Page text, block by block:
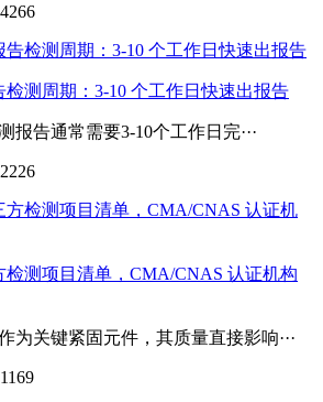
266
检测周期：3-10 个工作日快速出报告
报告通常需要3-10个工作日完···
226
检测项目清单，CMA/CNAS 认证机构
为关键紧固元件，其质量直接影响···
169